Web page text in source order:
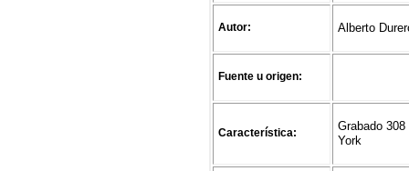
Autor: Alberto
Fuente u origen:
Característica:
Grabado
York